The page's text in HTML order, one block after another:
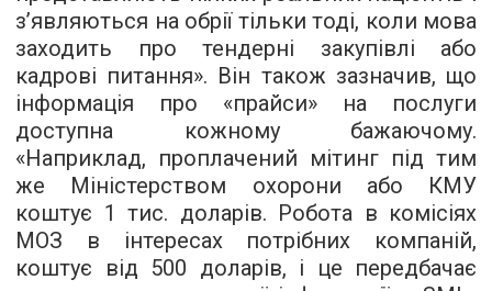
з’являються на обрії тільки тоді, коли мова
заходить про тендерні закупівлі або
кадрові питання». Він також зазначив, що
інформація про «прайси» на послуги
доступна кожному бажаючому.
«Наприклад, проплачений мітинг під тим
же Міністерством охорони або КМУ
коштує 1 тис. доларів. Робота в комісіях
МОЗ в інтересах потрібних компаній,
коштує від 500 доларів, і це передбачає